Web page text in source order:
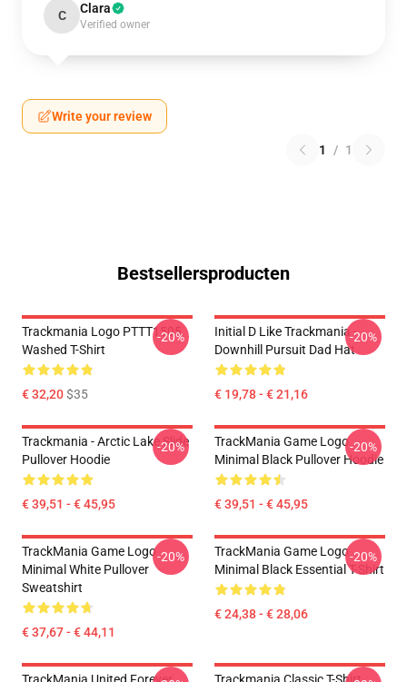
C Clara
Verified owner
Write your review
1 / 1
Bestsellersproducten
Trackmania Logo PTTT1505
Washed T-Shirt
€ 32,20$35
-20%
Initial D Like Trackmania -
Downhill Pursuit Dad Hat
€ 19,78 - € 21,16
-20%
Trackmania - Arctic Lake Slide
Pullover Hoodie
€ 39,51 - € 45,95
-20%
TrackMania Game Logo
Minimal Black Pullover Hoodie
€ 39,51 - € 45,95
-20%
TrackMania Game Logo
Minimal White Pullover
Sweatshirt
€ 37,67 - € 44,11
-20%
TrackMania Game Logo
Minimal Black Essential T-Shirt
€ 24,38 - € 28,06
-20%